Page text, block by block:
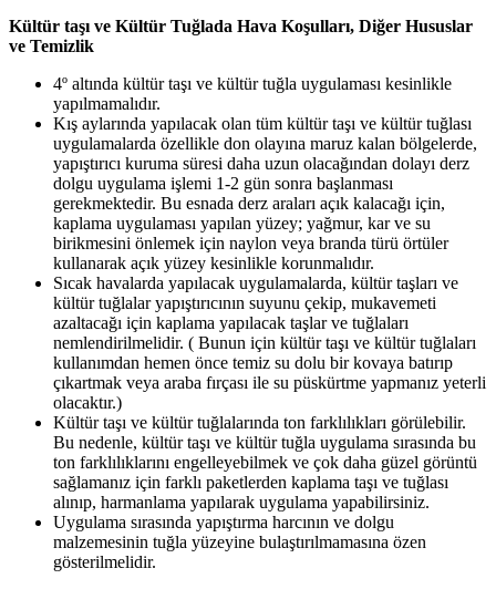
Kültür taşı ve Kültür Tuğlada Hava Koşulları, Diğer Hususlar
ve Temizlik
4º altında kültür taşı ve kültür tuğla uygulaması kesinlikle
yapılmamalıdır.
Kış aylarında yapılacak olan tüm kültür taşı ve kültür tuğlası
uygulamalarda özellikle don olayına maruz kalan bölgelerde,
yapıştırıcı kuruma süresi daha uzun olacağından dolayı derz
dolgu uygulama işlemi 1-2 gün sonra başlanması
gerekmektedir. Bu esnada derz araları açık kalacağı için,
kaplama uygulaması yapılan yüzey; yağmur, kar ve su
birikmesini önlemek için naylon veya branda türü örtüler
kullanarak açık yüzey kesinlikle korunmalıdır.
Sıcak havalarda yapılacak uygulamalarda, kültür taşları ve
kültür tuğlalar yapıştırıcının suyunu çekip, mukavemeti
azaltacağı için kaplama yapılacak taşlar ve tuğlaları
nemlendirilmelidir. ( Bunun için kültür taşı ve kültür tuğlaları
kullanımdan hemen önce temiz su dolu bir kovaya batırıp
çıkartmak veya araba fırçası ile su püskürtme yapmanız yeterli
olacaktır.)
Kültür taşı ve kültür tuğlalarında ton farklılıkları görülebilir.
Bu nedenle, kültür taşı ve kültür tuğla uygulama sırasında bu
ton farklılıklarını engelleyebilmek ve çok daha güzel görüntü
sağlamanız için farklı paketlerden kaplama taşı ve tuğlası
alınıp, harmanlama yapılarak uygulama yapabilirsiniz.
Uygulama sırasında yapıştırma harcının ve dolgu
malzemesinin tuğla yüzeyine bulaştırılmamasına özen
gösterilmelidir.